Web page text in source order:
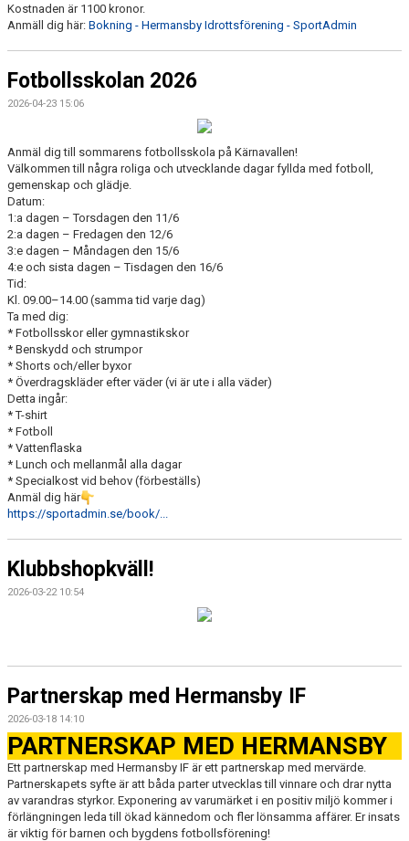
Kostnaden är 1100 kronor.
Anmäll dig här: Bokning - Hermansby Idrottsförening - SportAdmin
Fotbollsskolan 2026
2026-04-23 15:06
Anmäl dig till sommarens fotbollsskola på Kärnavallen!
Välkommen till några roliga och utvecklande dagar fyllda med fotboll,
gemenskap och glädje.
Datum:
1:a dagen – Torsdagen den 11/6
2:a dagen – Fredagen den 12/6
3:e dagen – Måndagen den 15/6
4:e och sista dagen – Tisdagen den 16/6
Tid:
Kl. 09.00–14.00 (samma tid varje dag)
Ta med dig:
* Fotbollsskor eller gymnastikskor
* Benskydd och strumpor
* Shorts och/eller byxor
* Överdragskläder efter väder (vi är ute i alla väder)
Detta ingår:
* T-shirt
* Fotboll
* Vattenflaska
* Lunch och mellanmål alla dagar
* Specialkost vid behov (förbeställs)
Anmäl dig här
https://sportadmin.se/book/...
Klubbshopkväll!
2026-03-22 10:54
Partnerskap med Hermansby IF
2026-03-18 14:10
PARTNERSKAP MED HERMANSBY
Ett partnerskap med Hermansby IF är ett partnerskap med mervärde.
Partnerskapets syfte är att båda parter utvecklas till vinnare och drar nytta
av varandras styrkor. Exponering av varumärket i en positiv miljö kommer i
förlängningen leda till ökad kännedom och fler lönsamma affärer. Er insats
är viktig för barnen och bygdens fotbollsförening!